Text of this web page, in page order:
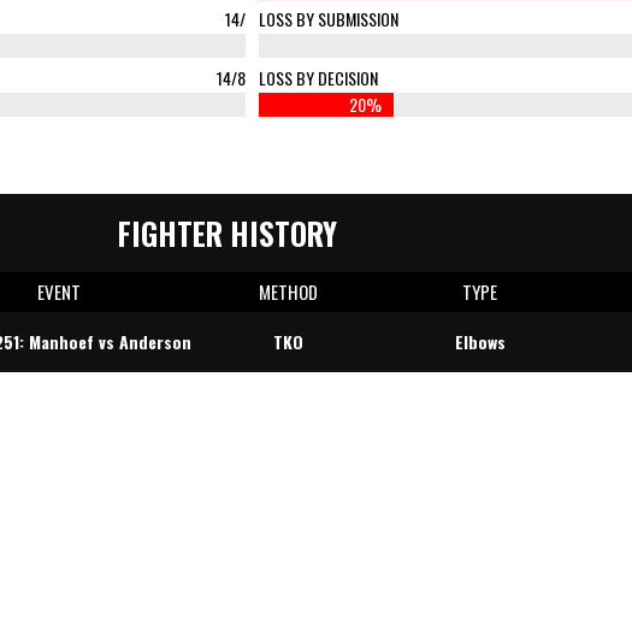
14/
14/8
LOSS BY SUBMISSION
LOSS BY DECISION
20%
FIGHTER HISTORY
EVENT METHOD TYPE
Manhoef vs Anderson TKO Elbows